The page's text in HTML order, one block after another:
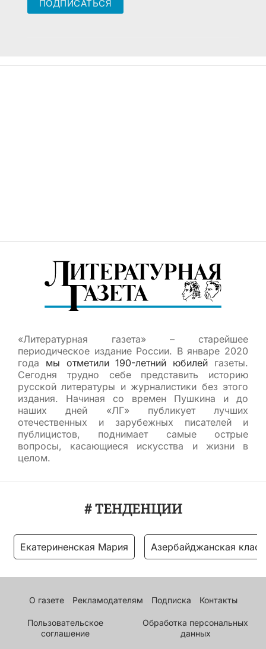
«Литературная газета» – старейшее
периодическое издание России. В январе 2020
года мы отметили 190-летний юбилей газеты.
Сегодня трудно себе представить историю
русской литературы и журналистики без этого
издания. Начиная со времен Пушкина и до
наших дней «ЛГ» публикует лучших
отечественных и зарубежных писателей и
публицистов, поднимает самые острые
вопросы, касающиеся искусства и жизни в
целом.
# ТЕНДЕНЦИИ
Екатериненская Мария Азербайджанская
О газете Рекламодателям Подписка Контакты
Пользовательское
соглашение
Обработка персональных
данных